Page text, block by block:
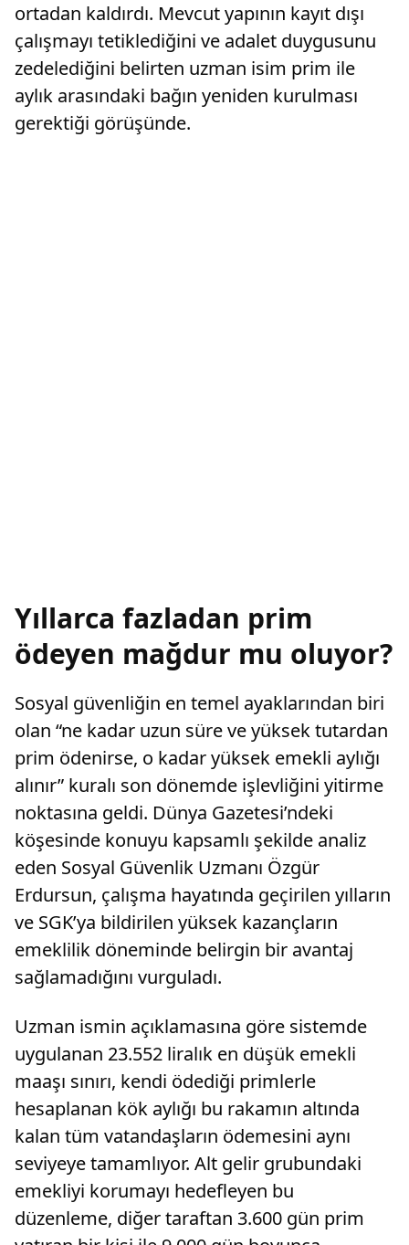
ortadan kaldırdı. Mevcut yapının kayıt dışı
çalışmayı tetiklediğini ve adalet duygusunu
zedelediğini belirten uzman isim prim ile
aylık arasındaki bağın yeniden kurulması
gerektiği görüşünde.
Yıllarca fazladan prim
ödeyen mağdur mu oluyor?
Sosyal güvenliğin en temel ayaklarından biri
olan “ne kadar uzun süre ve yüksek tutardan
prim ödenirse, o kadar yüksek emekli aylığı
alınır” kuralı son dönemde işlevliğini yitirme
noktasına geldi. Dünya Gazetesi’ndeki
köşesinde konuyu kapsamlı şekilde analiz
eden Sosyal Güvenlik Uzmanı Özgür
Erdursun, çalışma hayatında geçirilen yılların
ve SGK’ya bildirilen yüksek kazançların
emeklilik döneminde belirgin bir avantaj
sağlamadığını vurguladı.
Uzman ismin açıklamasına göre sistemde
uygulanan 23.552 liralık en düşük emekli
maaşı sınırı, kendi ödediği primlerle
hesaplanan kök aylığı bu rakamın altında
kalan tüm vatandaşların ödemesini aynı
seviyeye tamamlıyor. Alt gelir grubundaki
emekliyi korumayı hedefleyen bu
düzenleme, diğer taraftan 3.600 gün prim